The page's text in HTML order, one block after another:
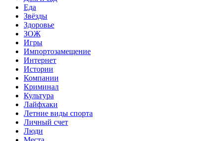
Еда
Звёзды
Здоровье
ЗОЖ
Игры
Импортозамещение
Интернет
Истории
Компании
Криминал
Культура
Лайфхаки
Летние виды спорта
Личный счет
Люди